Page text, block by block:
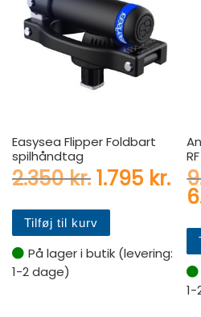
Easysea Flipper Foldbart
spilhåndtag
2.350kr. Den
1.795 kr.
Tilføj til kurv
På lager i butik (levering:
1-2 dage)